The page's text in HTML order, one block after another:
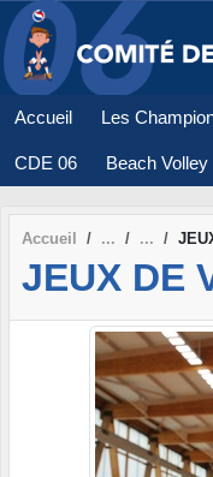
Accueil Les
CDE 06 Beach Volley
Accueil
JEUX DE
Panneau de gestion